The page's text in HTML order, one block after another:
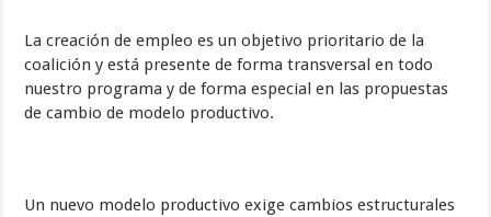
La creación de empleo es un objetivo prioritario de la
coalición y está presente de forma transversal en todo
nuestro programa y de forma especial en las propuestas
de cambio de modelo productivo.
Un nuevo modelo productivo exige cambios estructurales